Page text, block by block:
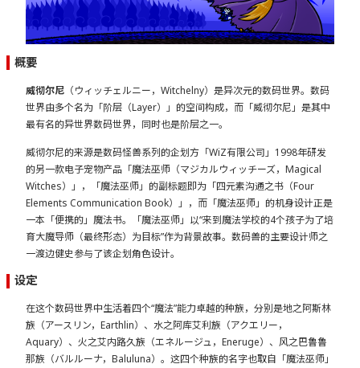
概要
威彻尔尼 （ウィッチェルニー，Witchelny）是异次元的数码世界。数码
世界由多个名为「阶层（Layer）」的空间构成，而「威彻尔尼」是其中
最有名的异世界数码世界，同时也是阶层之一。
威彻尔尼的来源是数码怪兽系列的企划方「WiZ有限公司」1998年研发
的另一款电子宠物产品「魔法巫师（マジカルウィッチーズ，Magical
Witches）」，「魔法巫师」的副标题即为「四元素沟通之书（Four
Elements Communication Book）」，而「魔法巫师」的机身设计正是
一本「便携的」魔法书。「魔法巫师」以“来到魔法学校的4个孩子为了培
育大魔导师（最终形态）为目标”作为背景故事。数码兽的主要设计师之
一渡边健史参与了该企划角色设计。
设定
在这个数码世界中生活着四个“魔法”能力卓越的种族，分别是地之阿斯林
族（アースリン，Earthlin）、水之阿库艾利族（アクエリー，
Aquary）、火之艾内路久族（エネルージュ，Eneruge）、风之巴鲁鲁
那族（バルルーナ，Baluluna）。这四个种族的名字也取自「魔法巫师」